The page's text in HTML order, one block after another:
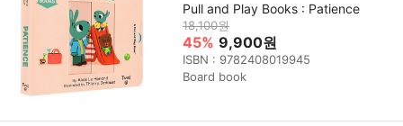
Pull and Play Books : Patience
18,100원
45% 9,900원
ISBN : 9782408019945
Board book